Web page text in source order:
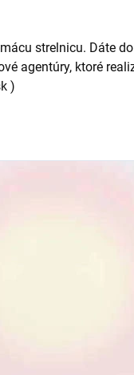
strelnicu. Dáte
agentúry, ktoré
)